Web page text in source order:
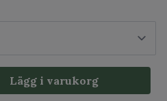
Lägg i varukorg